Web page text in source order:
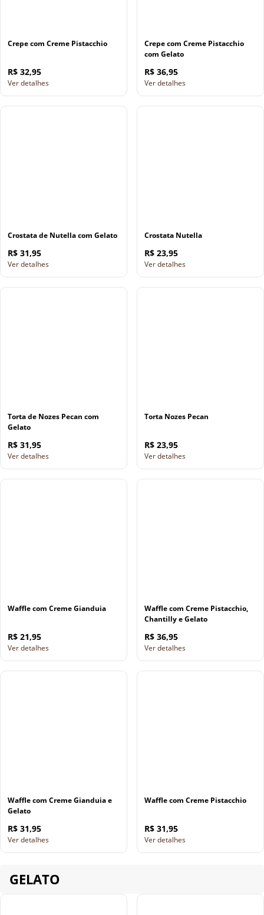
Crepe com Creme Pistacchio
R$ 32,95
Ver detalhes
Crepe com Creme Pistacchio
com Gelato
R$ 36,95
Ver detalhes
Crostata de Nutella com Gelato
R$ 31,95
Ver detalhes
Crostata Nutella
R$ 23,95
Ver detalhes
Torta de Nozes Pecan com
Gelato
R$ 31,95
Ver detalhes
Torta Nozes Pecan
R$ 23,95
Ver detalhes
Waffle com Creme Gianduia
R$ 21,95
Ver detalhes
Waffle com Creme Pistacchio,
Chantilly e Gelato
R$ 36,95
Ver detalhes
Waffle com Creme Gianduia e
Gelato
R$ 31,95
Ver detalhes
Waffle com Creme Pistacchio
R$ 31,95
Ver detalhes
GELATO